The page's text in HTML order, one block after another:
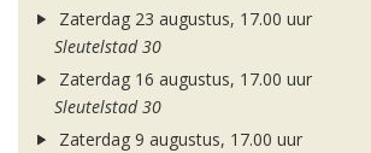
Zaterdag 23 augustus, 17.00 uur
Sleutelstad 30
Zaterdag 16 augustus, 17.00 uur
Sleutelstad 30
Zaterdag 9 augustus, 17.00 uur